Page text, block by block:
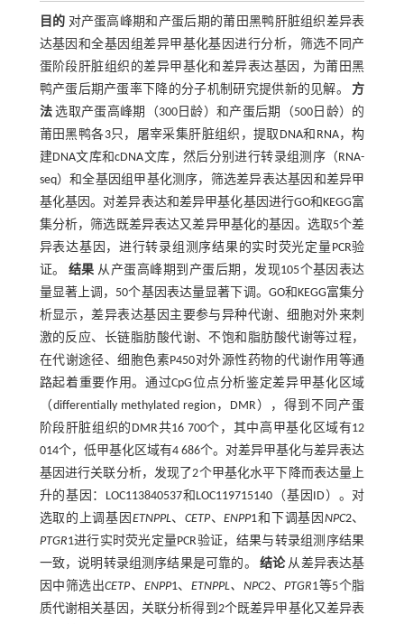
目的 对产蛋高峰期和产蛋后期的莆田黑鸭肝脏组织差异表
达基因和全基因组差异甲基化基因进行分析，筛选不同产
蛋阶段肝脏组织的差异甲基化和差异表达基因，为莆田黑
鸭产蛋后期产蛋率下降的分子机制研究提供新的见解。方
法选取产蛋高峰期（300日龄）和产蛋后期（500日龄）的
莆田黑鸭各3只，屠宰采集肝脏组织，提取DNA和RNA，构
建DNA文库和cDNA文库，然后分别进行转录组测序（RNA-
seq）和全基因组甲基化测序，筛选差异表达基因和差异甲
基化基因。对差异表达和差异甲基化基因进行GO和KEGG富
集分析，筛选既差异表达又差异甲基化的基因。选取5个差
异表达基因，进行转录组测序结果的实时荧光定量PCR验
证。结果 从产蛋高峰期到产蛋后期，发现105个基因表达
量显著上调，50个基因表达量显著下调。GO和KEGG富集分
析显示，差异表达基因主要参与异种代谢、细胞对外来刺
激的反应、长链脂肪酸代谢、不饱和脂肪酸代谢等过程，
在代谢途径、细胞色素P450对外源性药物的代谢作用等通
路起着重要作用。通过CpG位点分析鉴定差异甲基化区域
（differentially methylated region，DMR），得到不同产蛋
阶段肝脏组织的DMR共16 700个，其中高甲基化区域有12
014个，低甲基化区域有4 686个。对差异甲基化与差异表达
基因进行关联分析，发现了2个甲基化水平下降而表达量上
升的基因：LOC113840537和LOC119715140（基因ID）。对
选取的上调基因 ETNPPL、 CETP、ENPP1和下调基因 NPC2、
PTGR1进行实时荧光定量PCR验证，结果与转录组测序结果
一致，说明转录组测序结果是可靠的。 结论从差异表达基
因中筛选出CETP、ENPP1、 ETNPPL、NPC2、PTGR1等5个脂
质代谢相关基因，关联分析得到2个既差异甲基化又差异表